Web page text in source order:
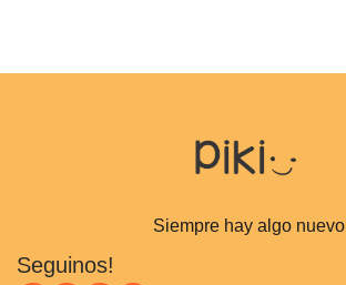
Siempre hay algo nuevo
Seguinos!